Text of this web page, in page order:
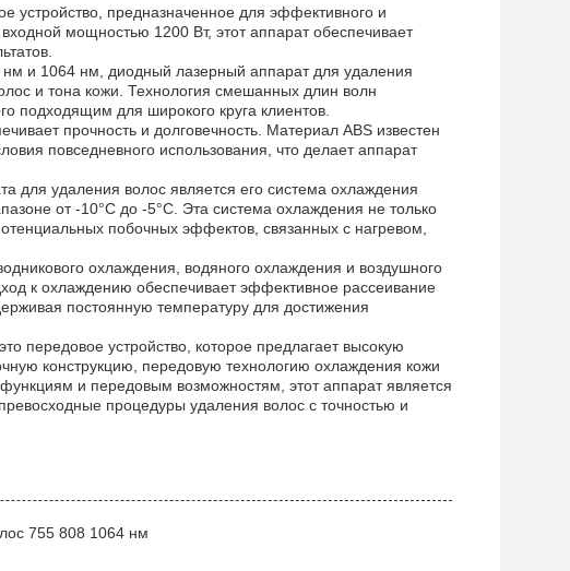
устройство, предназначенное для эффективного и
мощностью 1200 Вт, этот аппарат обеспечивает
и 1064 нм, диодный лазерный аппарат для удаления
и тона кожи. Технология смешанных длин волн
подходящим для широкого круга клиентов.
прочность и долговечность. Материал ABS известен
повседневного использования, что делает аппарат
для удаления волос является его система охлаждения
от -10°C до -5°C. Эта система охлаждения не только
побочных эффектов, связанных с нагревом,
охлаждения, водяного охлаждения и воздушного
к охлаждению обеспечивает эффективное рассеивание
постоянную температуру для достижения
передовое устройство, которое предлагает высокую
конструкцию, передовую технологию охлаждения кожи
и передовым возможностям, этот аппарат является
процедуры удаления волос с точностью и
755 808 1064 нм